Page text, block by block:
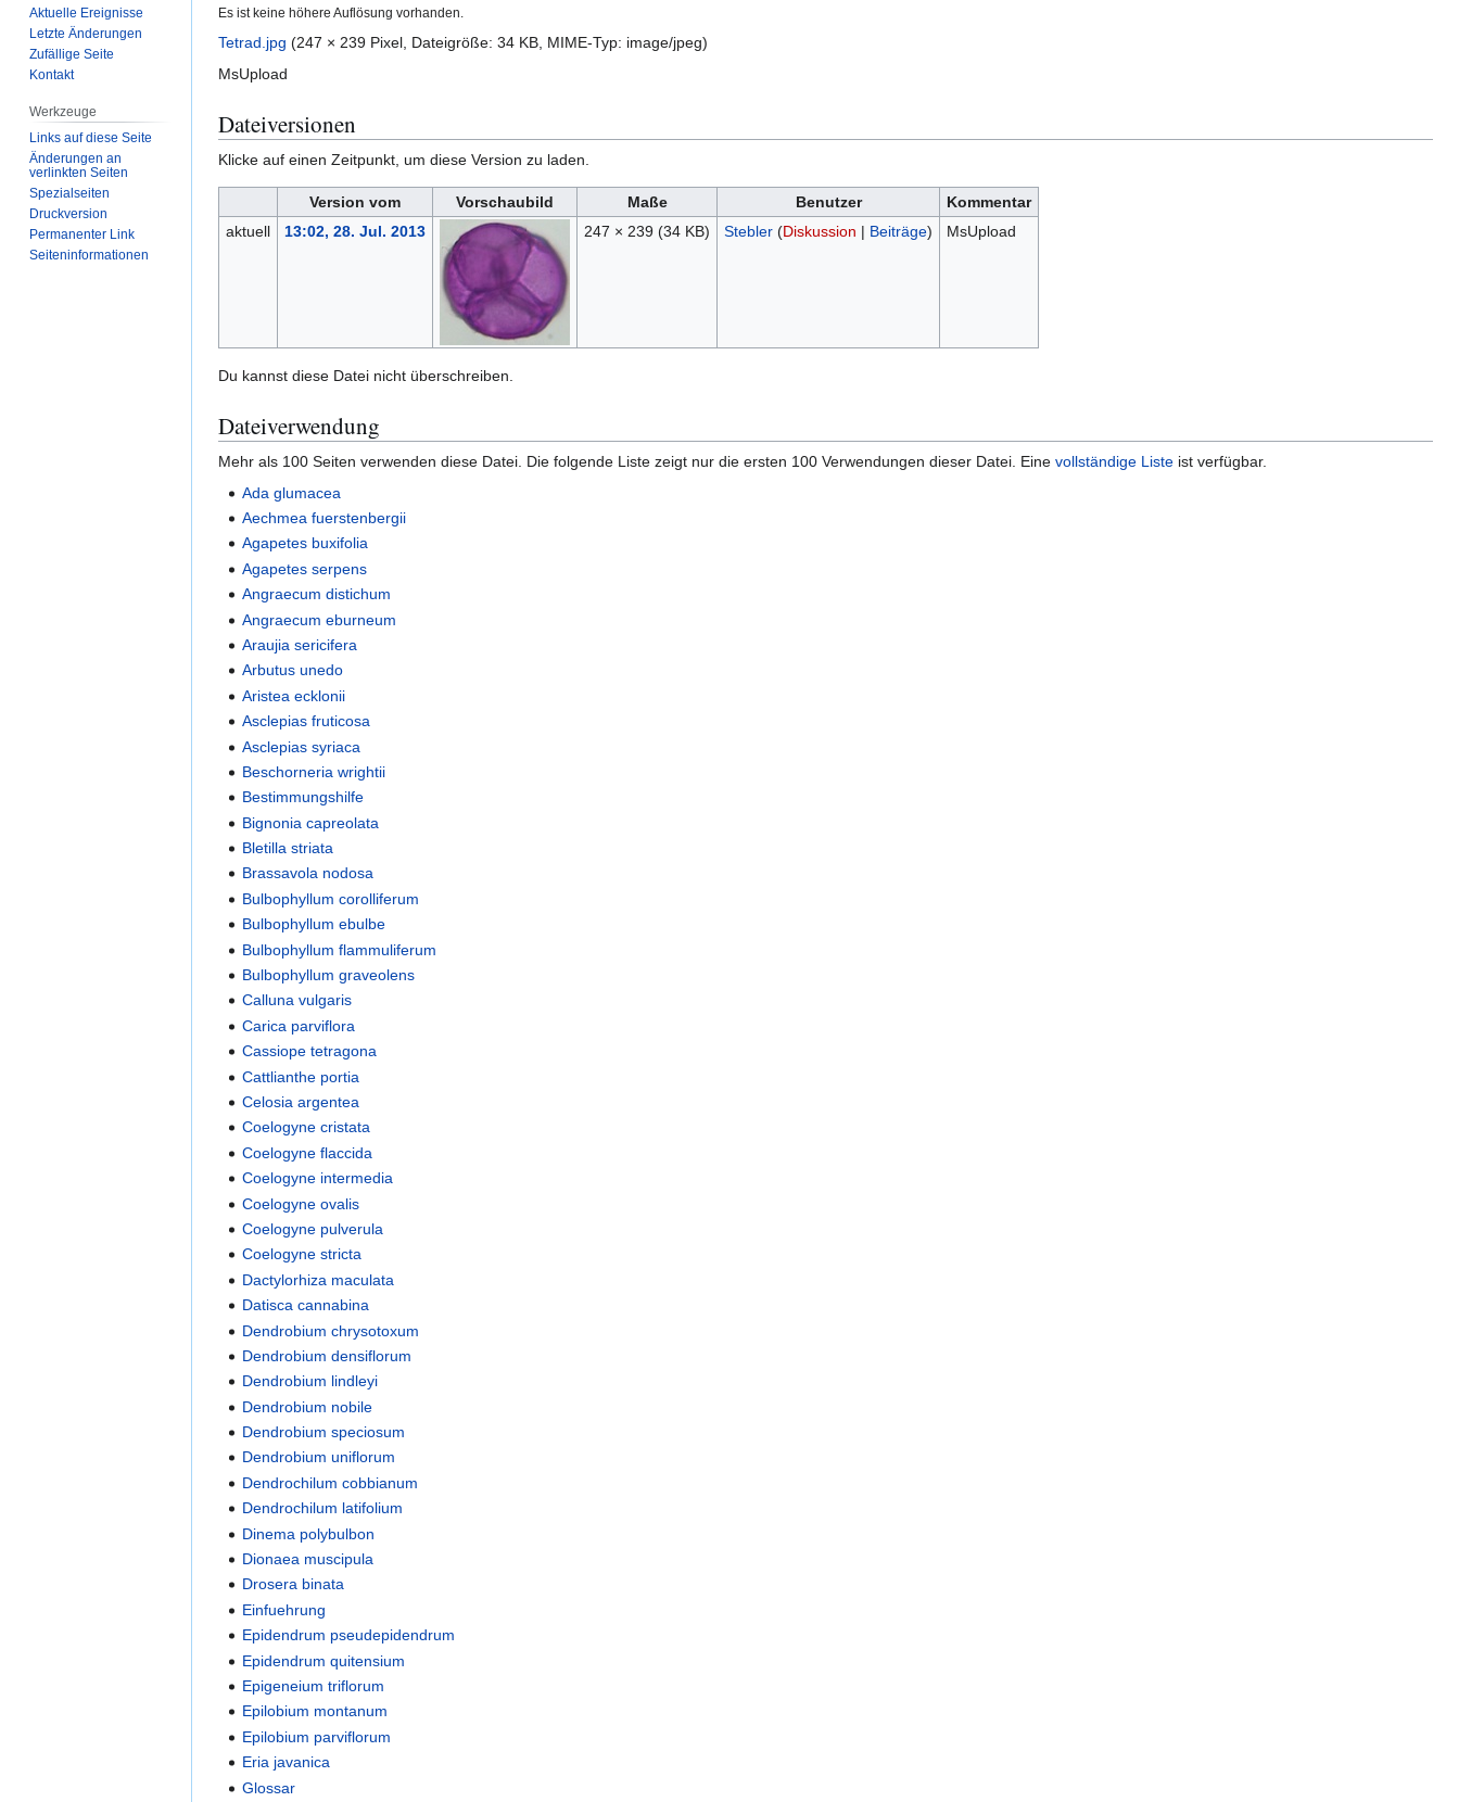
Es ist keine höhere Auflösung vorhanden.
Tetrad.jpg (247 × 239 Pixel, Dateigröße: 34 KB, MIME-Typ: image/jpeg)
MsUpload
Dateiversionen
Klicke auf einen Zeitpunkt, um diese Version zu laden.
Version vom Vorschaubild Maße Benutzer
Kommentar
aktuell
13:02, 28. Jul. 2013 247 × 239 (34 KB) Stebler (Diskussion | Beiträge) MsUpload
Du kannst diese Datei nicht überschreiben.
Dateiverwendung
Mehr als 100 Seiten verwenden diese Datei. Die folgende Liste zeigt nur die ersten 100 Verwendungen dieser Datei. Eine vollständige Liste ist verfügbar.
Ada glumacea
Aechmea fuerstenbergii
Agapetes buxifolia
Agapetes serpens
Angraecum distichum
Angraecum eburneum
Araujia sericifera
Arbutus unedo
Aristea ecklonii
Asclepias fruticosa
Asclepias syriaca
Beschorneria wrightii
Bestimmungshilfe
Bignonia capreolata
Bletilla striata
Brassavola nodosa
Bulbophyllum corolliferum
Bulbophyllum ebulbe
Bulbophyllum flammuliferum
Bulbophyllum graveolens
Calluna vulgaris
Carica parviflora
Cassiope tetragona
Cattlianthe portia
Celosia argentea
Coelogyne cristata
Coelogyne flaccida
Coelogyne intermedia
Coelogyne ovalis
Coelogyne pulverula
Coelogyne stricta
Dactylorhiza maculata
Datisca cannabina
Dendrobium chrysotoxum
Dendrobium densiflorum
Dendrobium lindleyi
Dendrobium nobile
Dendrobium speciosum
Dendrobium uniflorum
Dendrochilum cobbianum
Dendrochilum latifolium
Dinema polybulbon
Dionaea muscipula
Drosera binata
Einfuehrung
Epidendrum pseudepidendrum
Epidendrum quitensium
Epigeneium triflorum
Epilobium montanum
Epilobium parviflorum
Eria javanica
Glossar
Aktuelle Ereignisse
Letzte Änderungen
Zufällige Seite
Kontakt
Werkzeuge
Links auf diese Seite
Änderungen an
verlinkten Seiten
Spezialseiten
Druckversion
Permanenter Link
Seiten­­informationen